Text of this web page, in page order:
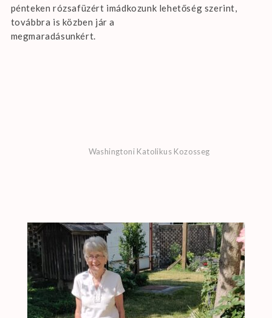
pénteken rózsafüzért imádkozunk lehetőség szerint,
továbbra is közben jár a
megmaradásunkért.
Washingtoni Katolikus Kozosseg